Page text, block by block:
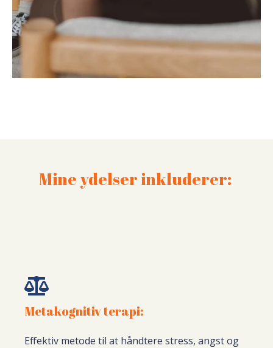
Mine ydelser inkluderer:
Metakognitiv terapi:
Effektiv metode til at håndtere stress, angst og